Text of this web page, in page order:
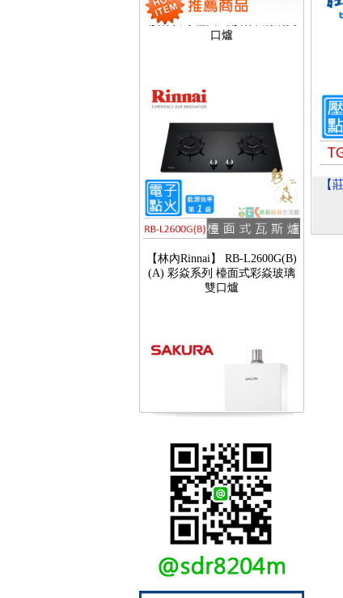
口爐
【林內Rinnai】 RB-L2600G(B)
雙口爐
【櫻花SAKURA】 DH-1605A
16公升/分 數位恆溫 LCD溫度設
定 分段火排
【